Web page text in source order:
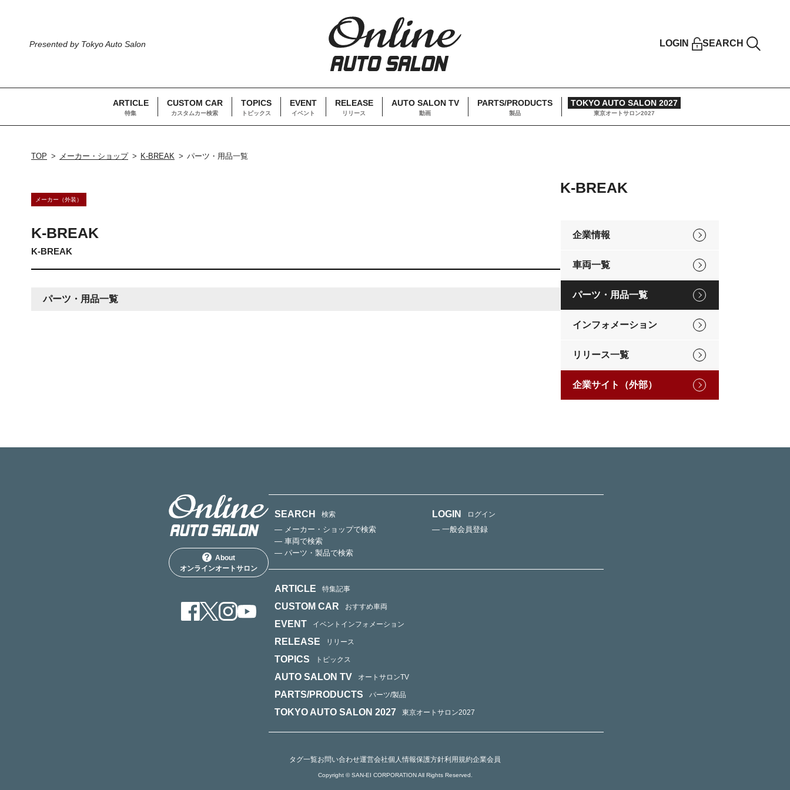
Presented by Tokyo Auto Salon LOGIN SEARCH
ARTICLE
特集
CUSTOM CAR
カスタムカー検索
TOPICS
トピックス
EVENT
イベント
RELEASE
リリース
AUTO SALON TV
動画
PARTS/PRODUCTS
製品
TOKYO AUTO SALON 2027
東京オートサロン2027
TOP メーカー・ショップ K-BREAK パーツ・用品一覧
メーカー（外装）
K-BREAK
K-BREAK
パーツ・用品一覧
K-BREAK
企業情報
車両一覧
パーツ・用品一覧
インフォメーション
リリース一覧
企業サイト（外部）
About
オンラインオートサロン
SEARCH 検索
— メーカー・ショップで検索
— 車両で検索
— パーツ・製品で検索
LOGIN ログイン
— 一般会員登録
ARTICLE 特集記事
CUSTOM CAR おすすめ車両
EVENT イベントインフォメーション
RELEASE リリース
TOPICS トピックス
AUTO SALON TV オートサロンTV
PARTS/PRODUCTS パーツ/製品
TOKYO AUTO SALON 2027 東京オートサロン2027
タグ一覧お問い合わせ運営会社個人情報保護方針利用規約企業会員
Copyright © SAN-EI CORPORATION All Rights Reserved.